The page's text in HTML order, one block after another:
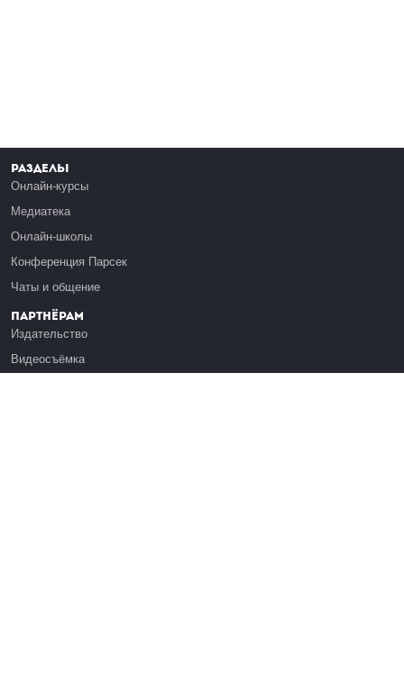
Разделы
Онлайн-курсы
Медиатека
Онлайн-школы
Конференция Парсек
Чаты и общение
Партнёрам
Издательство
Видеосъёмка